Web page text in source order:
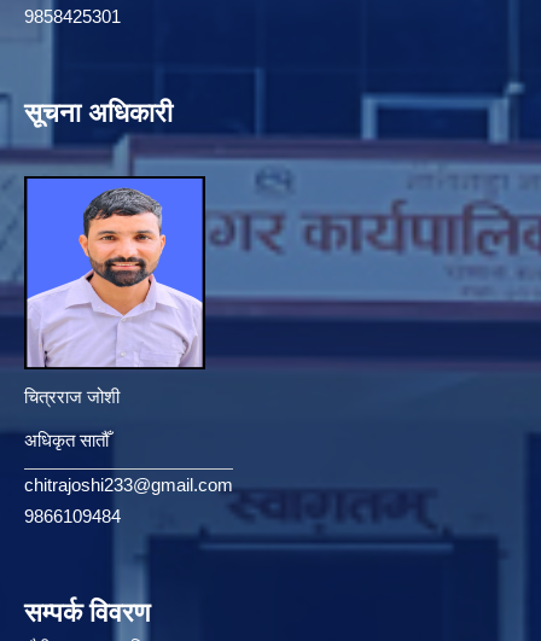
9858425301
सूचना अधिकारी
चित्रराज जोशी
अधिकृत सातौँ
chitrajoshi233@gmail.com
9866109484
सम्पर्क विवरण